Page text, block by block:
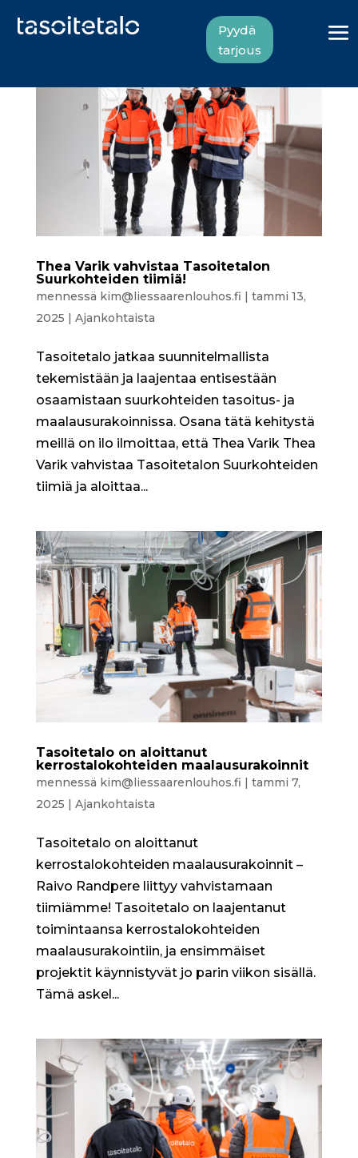
Pyydä
tarjous
Thea Varik vahvistaa Tasoitetalon
Suurkohteiden tiimiä!
mennessä kim@liessaarenlouhos.fi
tammi 13,
2025
Ajankohtaista
Tasoitetalo jatkaa suunnitelmallista
tekemistään ja laajentaa entisestään
osaamistaan suurkohteiden tasoitus- ja
maalausurakoinnissa. Osana tätä kehitystä
meillä on ilo ilmoittaa, että Thea Varik Thea
Varik vahvistaa Tasoitetalon Suurkohteiden
tiimiä ja aloittaa...
Tasoitetalo on aloittanut
kerrostalokohteiden maalausurakoinnit
mennessä kim@liessaarenlouhos.fi
tammi 7,
2025
Ajankohtaista
Tasoitetalo on aloittanut
kerrostalokohteiden maalausurakoinnit –
Raivo Randpere liittyy vahvistamaan
tiimiämme! Tasoitetalo on laajentanut
toimintaansa kerrostalokohteiden
maalausurakointiin, ja ensimmäiset
projektit käynnistyvät jo parin viikon sisällä.
Tämä askel...